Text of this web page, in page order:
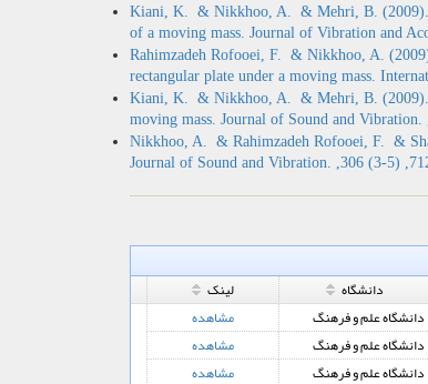
Kiani, K. & Nikkhoo, A. & Mehri, B. (2009).
of a moving mass. Journal of Vibration and
Rahimzadeh Rofooei, F. & Nikkhoo, A.
rectangular plate under a moving mass.
Kiani, K. & Nikkhoo, A. & Mehri, B. (2009).
moving mass. Journal of Sound and
Nikkhoo, A. & Rahimzadeh Rofooei, F. &
Journal of Sound and Vibration. ,306 (3-5)
دانشگاه
لینک
دانشگاه علم و فرهنگ
مشاهده
دانشگاه علم و فرهنگ
مشاهده
دانشگاه علم و فرهنگ مشاهده